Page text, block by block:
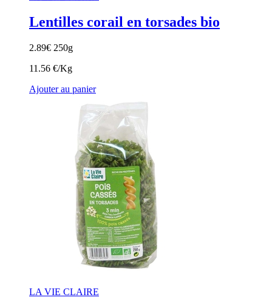
Lentilles corail en torsades bio
2.89€ 250g
11.56 €/Kg
Ajouter au panier
LA VIE CLAIRE